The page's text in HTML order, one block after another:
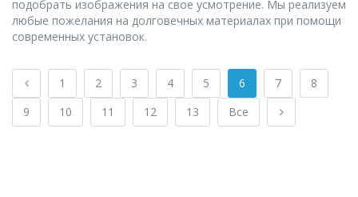
подобрать изображения на свое усмотрение. Мы реализуем
любые пожелания на долговечных материалах при помощи
современных установок.
1 2 3 4 5 6 7
8
9
10 11 12 13 Все